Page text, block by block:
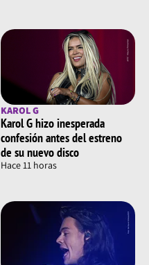
KAROL G
Karol G hizo inesperada
confesión antes del estreno
de su nuevo disco
Hace 11 horas